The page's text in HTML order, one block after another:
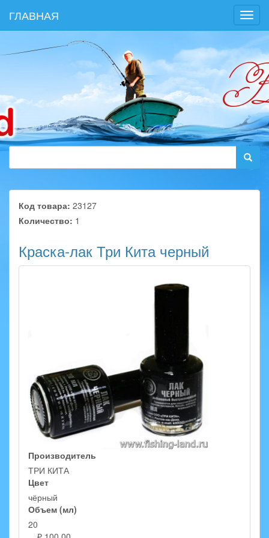
ГЛАВНАЯ
Код товара: 23127
Количество: 1
Краска-лак Три Кита черный
Производитель
ТРИ КИТА
Цвет
чёрный
Объем (мл)
20